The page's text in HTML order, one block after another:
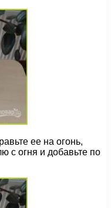
ее на огонь,
с огня и добавьте по